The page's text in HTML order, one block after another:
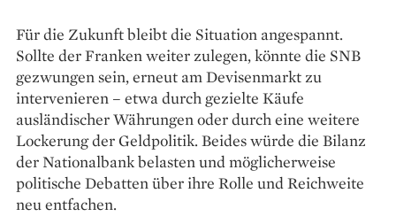
Für die Zukunft bleibt die Situation angespannt.
Sollte der Franken weiter zulegen, könnte die SNB
gezwungen sein, erneut am Devisenmarkt zu
intervenieren – etwa durch gezielte Käufe
ausländischer Währungen oder durch eine weitere
Lockerung der Geldpolitik. Beides würde die Bilanz
der Nationalbank belasten und möglicherweise
politische Debatten über ihre Rolle und Reichweite
neu entfachen.